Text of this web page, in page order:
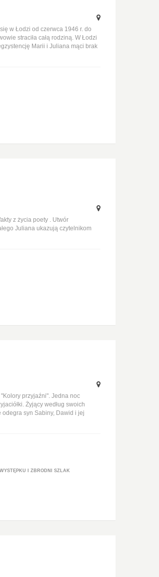
w Łodzi od czerwca 1946 r. do
straciła całą rodziną. W Łodzi
Marii i Juliana mąci brak
z życia poety . Utwór
Juliana ukazują czytelnikom
przyjaźni". Jedna noc
Żyjący według swoich
syn Sabiny, Dawid i jej
I ZBRODNI
SZLAK